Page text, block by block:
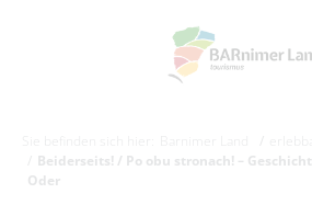
Beiderseits! / Po obu stronach! –
Oder